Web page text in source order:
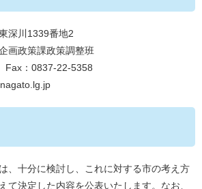
深川1339番地2
画政策課政策調整班
：0837‐22‐5358
、十分に検討し、これに対する市の考え方
て決定した内容を公表いたします。なお、